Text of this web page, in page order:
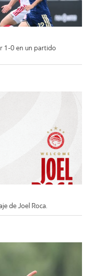
1-0 en un partido
de Joel Roca.